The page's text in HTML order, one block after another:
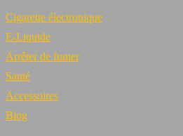
Cigarette électronique
E-Liquide
Arrêter de fumer
Santé
Accessoires
Blog